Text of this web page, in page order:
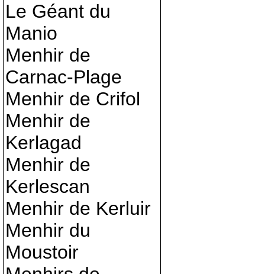
Le Géant du
Manio
Menhir de
Carnac-Plage
Menhir de Crifol
Menhir de
Kerlagad
Menhir de
Kerlescan
Menhir de Kerluir
Menhir du
Moustoir